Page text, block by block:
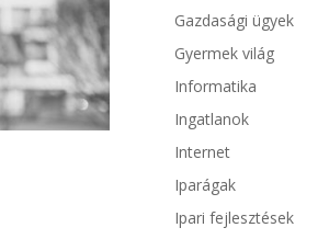
Gazdasági ügyek
Gyermek világ
Informatika
Ingatlanok
Internet
Iparágak
Ipari fejlesztések